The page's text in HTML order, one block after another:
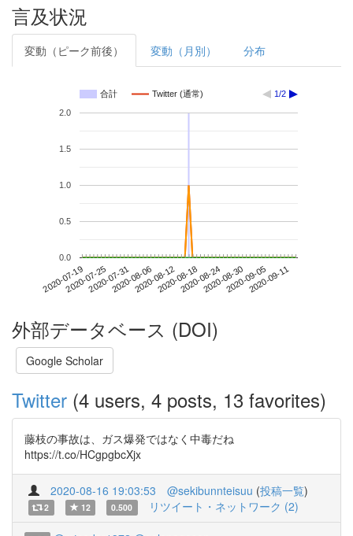
言及状況
変動（ピーク前後） 変動（月別） 分布
合計 Twitter (通常) 1/2
2020-07-192020-07-252020-07-312020-08-062020-08-122020-08-182020-08-242020-08-302020-09-052020-09-11
0.0
0.5
1.0
1.5
2.0
外部データベース (DOI)
Google Scholar
Twitter (4 users, 4 posts, 13 favorites)
藤枝の事故は、ガス爆発ではなく中毒だね
https://t.co/HCgpgbcXjx
2020-08-16 19:03:53 @sekibunnteisuu (投稿一覧)
2 12 0.500 リツイート・ネットワーク (2)